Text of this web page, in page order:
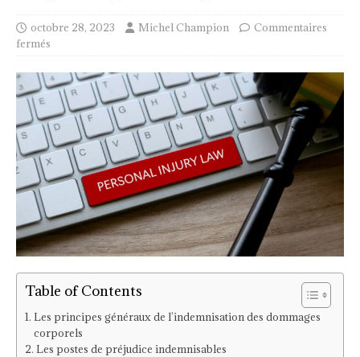
octobre 28, 2023 Michel Champion
Commentaires
fermés
Table of Contents
Les principes généraux de l’indemnisation des dommages
corporels
Les postes de préjudice indemnisables